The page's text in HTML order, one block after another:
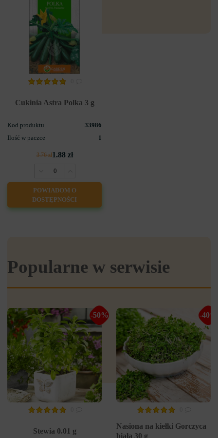
Cukinia Astra Polka 3 g
Kod produktu
33986
Ilość w paczce
1
3.76 zł1.88 zł
POWIADOM O
DOSTĘPNOŚCI
Popularne w serwisie
-50%
Stewia 0.01 g
-40%
Nasiona na kiełki Gorczyca
biała 30 g